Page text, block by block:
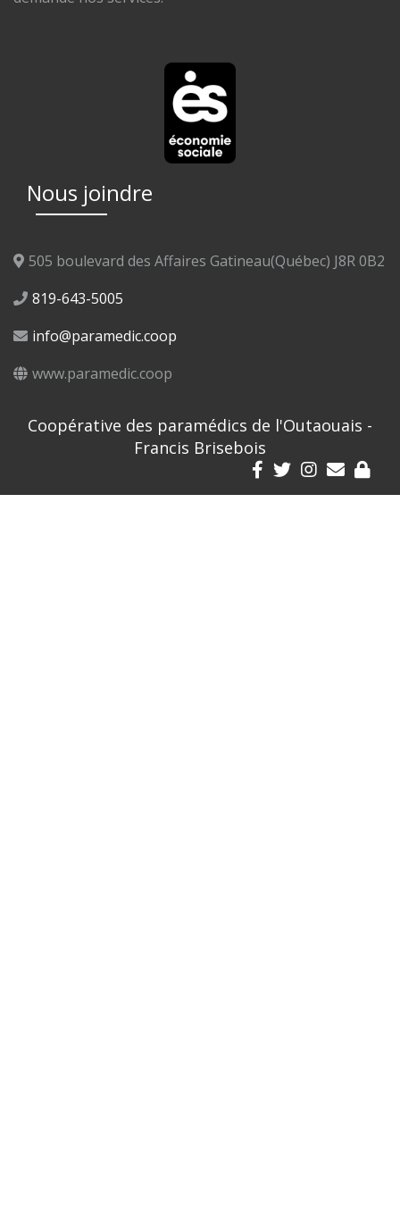
Nous joindre
505 boulevard des Affaires Gatineau(Québec) J8R 0B2
819-643-5005
info@paramedic.coop
www.paramedic.coop
Coopérative des paramédics de l'Outaouais -
Francis Brisebois